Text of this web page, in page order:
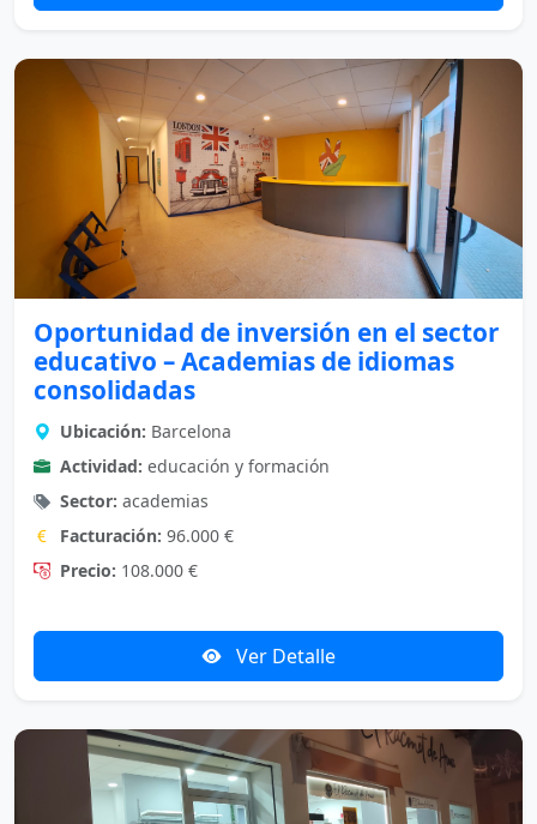
Oportunidad de inversión en el sector
educativo – Academias de idiomas
consolidadas
Ubicación: Barcelona
Actividad: educación y formación
Sector: academias
Facturación: 96.000 €
Precio: 108.000 €
Ver Detalle